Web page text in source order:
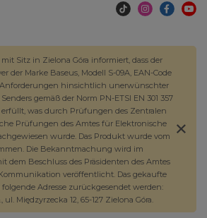
mit Sitz in Zielona Góra informiert, dass der
der Marke Baseus, Modell S-09A, EAN-Code
Anforderungen hinsichtlich unerwünschter
gemäß der Norm PN-ETSI EN 301 357
erfüllt, was durch Prüfungen des Zentralen
Prüfungen des Amtes für Elektronische
wurde. Das Produkt wurde vom
Die Bekanntmachung wird im
dem Beschluss des Präsidenten des Amtes
veröffentlicht. Das gekaufte
Adresse zurückgesendet werden:
ul. Międzyrzecka 12, 65-127 Zielona Góra.